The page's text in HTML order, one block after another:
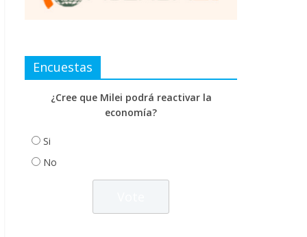
Encuestas
¿Cree que Milei podrá reactivar la
economía?
Si
No